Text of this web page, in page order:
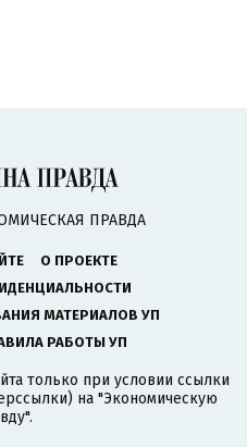
ПРАВДА
О ПРОЕКТЕ
МАТЕРИАЛОВ УП
РАБОТЫ УП
только при условии ссылки
на "Экономическую